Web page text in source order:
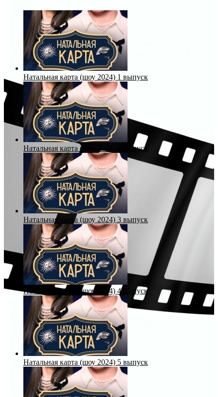
Натальная карта (шоу 2024) 1 выпуск
Натальная карта (шоу 2024) 2 выпуск
Натальная карта (шоу 2024) 3 выпуск
Натальная карта (шоу 2024) 4 выпуск
Натальная карта (шоу 2024) 5 выпуск